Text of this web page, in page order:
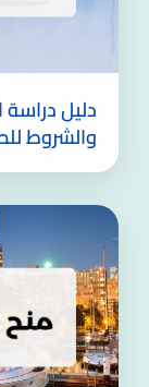
دليل دراسة
والشروط